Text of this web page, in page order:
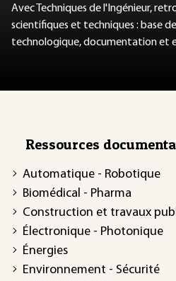
Avec Techniques de l'Ingénieur,
scientifiques et techniques : base
technologique, documentation et
Ressources
Automatique - Robotique
Biomédical - Pharma
Construction et travaux
Électronique - Photonique
Énergies
Environnement - Sécurité